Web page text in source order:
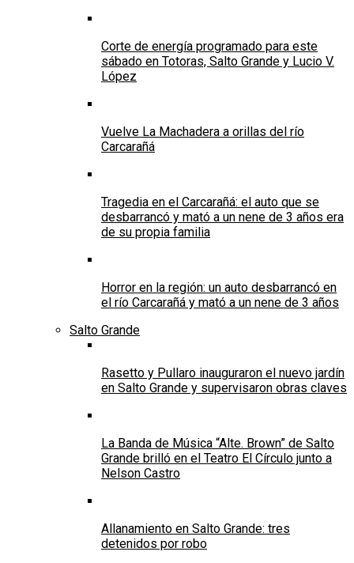
Corte de energía programado para este
sábado en Totoras, Salto Grande y Lucio V.
López
Vuelve La Machadera a orillas del río
Carcarañá
Tragedia en el Carcarañá: el auto que se
desbarrancó y mató a un nene de 3 años era
de su propia familia
Horror en la región: un auto desbarrancó en
el río Carcarañá y mató a un nene de 3 años
Salto Grande
Rasetto y Pullaro inauguraron el nuevo jardín
en Salto Grande y supervisaron obras claves
La Banda de Música “Alte. Brown” de Salto
Grande brilló en el Teatro El Círculo junto a
Nelson Castro
Allanamiento en Salto Grande: tres
detenidos por robo